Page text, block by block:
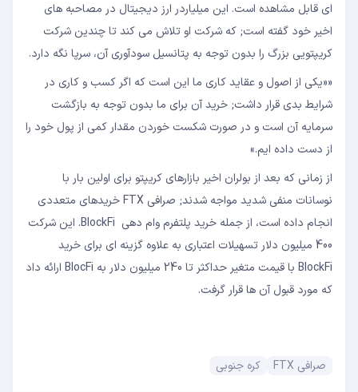
ای قابل مشاهده است. این میلیاردر ارز دیجیتال در مصاحبه های
اخیر خود گفته است; که شرکت او تلاش می کند تا چندین شرکت
کریپتویی بزرگ را بدون توجه به پتانسیل سودآوری آن، سرپا نگه دارد.
««یکی از اصول و عقاید کاری ما این است که اگر کسب و کاری در
شرایط بدی قرار داشت; خرید آن برای ما بدون توجه به بازگشت
سرمایه آن است و در صورت شکست خوردن مقدار کمی از پول خود را
از دست داده ایم.»
از زمانی که بعد از بولران اخیر بازارهای کریپتو برای اولین بار با
نوسانات منفی شدید مواجه شدند; صرافی FTX خریدهای متعددی
انجام داده است، از جمله خرید پلتفرم وام دهی BlockFi. این شرکت
400 میلیون دلار تسهیلات اعتباری به علاوه گزینه ای برای خرید
BlockFi با قیمت متغیر حداکثر تا 240 میلیون دلار به BlocFi ارائه داد
که مورد قبول آن ها قرار گرفت.
صرافی FTX کره جنوبی